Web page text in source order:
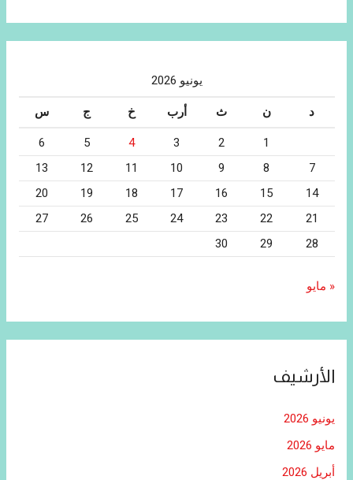
يونيو 2026
د ن ث أرب خ ج س
1
2
3
4
5
6
7
8
9
10
11
12
13
14
15
16
17
18
19
20
21
22
23
24
25
26
27
28
29
30
« مايو
الأرشيف
يونيو 2026
مايو 2026
أبريل 2026